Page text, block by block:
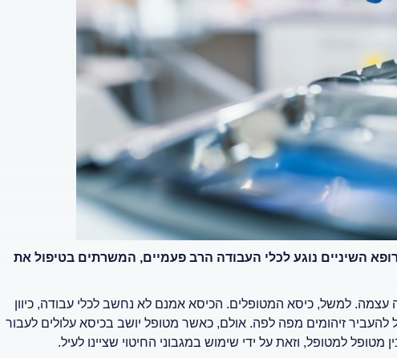
השיניים נוגע לכלי העבודה הרב פעמיים, המשרתים בטיפול את
למשל, כיסא המטופלים. הכיסא אמנם לא נחשב לכלי עבודה, כיוון
להעביר זיהומים מפה לפה. אולם, כאשר מטופל יושב בכיסא עלולים לעבור
למטופל, וזאת על ידי שימוש במגבוני החיטוי שציינו לעיל.